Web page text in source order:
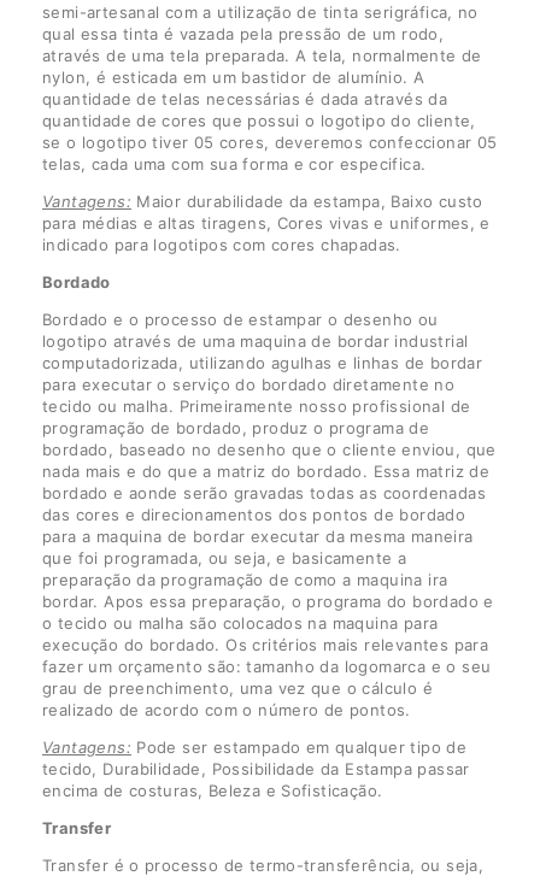
semi-artesanal com a utilização de tinta serigráfica, no
qual essa tinta é vazada pela pressão de um rodo,
através de uma tela preparada. A tela, normalmente de
nylon, é esticada em um bastidor de alumínio. A
quantidade de telas necessárias é dada através da
quantidade de cores que possui o logotipo do cliente,
se o logotipo tiver 05 cores, deveremos confeccionar 05
telas, cada uma com sua forma e cor especifica.
Vantagens: Maior durabilidade da estampa, Baixo custo
para médias e altas tiragens, Cores vivas e uniformes, e
indicado para logotipos com cores chapadas.
Bordado
Bordado e o processo de estampar o desenho ou
logotipo através de uma maquina de bordar industrial
computadorizada, utilizando agulhas e linhas de bordar
para executar o serviço do bordado diretamente no
tecido ou malha. Primeiramente nosso profissional de
programação de bordado, produz o programa de
bordado, baseado no desenho que o cliente enviou, que
nada mais e do que a matriz do bordado. Essa matriz de
bordado e aonde serão gravadas todas as coordenadas
das cores e direcionamentos dos pontos de bordado
para a maquina de bordar executar da mesma maneira
que foi programada, ou seja, e basicamente a
preparação da programação de como a maquina ira
bordar. Apos essa preparação, o programa do bordado e
o tecido ou malha são colocados na maquina para
execução do bordado. Os critérios mais relevantes para
fazer um orçamento são: tamanho da logomarca e o seu
grau de preenchimento, uma vez que o cálculo é
realizado de acordo com o número de pontos.
Vantagens: Pode ser estampado em qualquer tipo de
tecido, Durabilidade, Possibilidade da Estampa passar
encima de costuras, Beleza e Sofisticação.
Transfer
Transfer é o processo de termo-transferência, ou seja,